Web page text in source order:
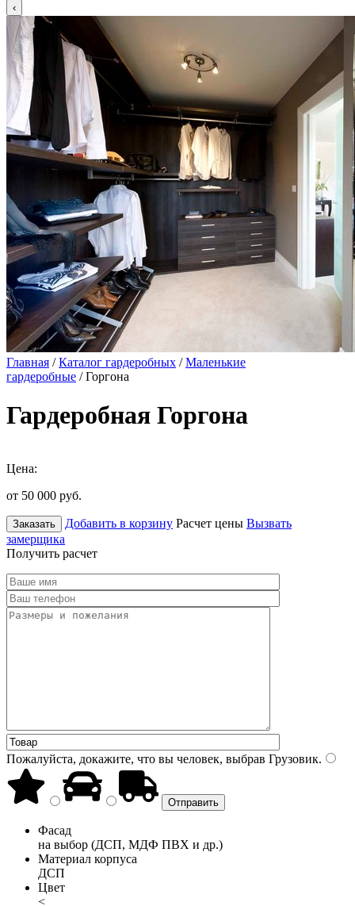
Главная /Каталог гардеробных /Маленькие
гардеробные / Горгона
Гардеробная Горгона
Цена:
от 50 000 руб.
Заказать Добавить в корзину Расчет цены Вызвать
замерщика
Получить расчет
Пожалуйста, докажите, что вы человек, выбрав Грузовик.
Фасад
на выбор (ДСП, МДФ ПВХ и др.)
Материал корпуса
ДСП
Цвет
<